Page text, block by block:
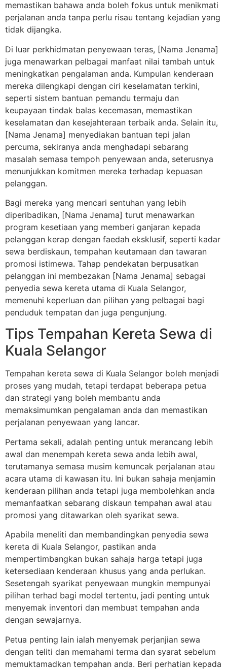
memastikan bahawa anda boleh fokus untuk menikmati
perjalanan anda tanpa perlu risau tentang kejadian yang
tidak dijangka.
Di luar perkhidmatan penyewaan teras, [Nama Jenama]
juga menawarkan pelbagai manfaat nilai tambah untuk
meningkatkan pengalaman anda. Kumpulan kenderaan
mereka dilengkapi dengan ciri keselamatan terkini,
seperti sistem bantuan pemandu termaju dan
keupayaan tindak balas kecemasan, memastikan
keselamatan dan kesejahteraan terbaik anda. Selain itu,
[Nama Jenama] menyediakan bantuan tepi jalan
percuma, sekiranya anda menghadapi sebarang
masalah semasa tempoh penyewaan anda, seterusnya
menunjukkan komitmen mereka terhadap kepuasan
pelanggan.
Bagi mereka yang mencari sentuhan yang lebih
diperibadikan, [Nama Jenama] turut menawarkan
program kesetiaan yang memberi ganjaran kepada
pelanggan kerap dengan faedah eksklusif, seperti kadar
sewa berdiskaun, tempahan keutamaan dan tawaran
promosi istimewa. Tahap pendekatan berpusatkan
pelanggan ini membezakan [Nama Jenama] sebagai
penyedia sewa kereta utama di Kuala Selangor,
memenuhi keperluan dan pilihan yang pelbagai bagi
penduduk tempatan dan juga pengunjung.
Tips Tempahan Kereta Sewa di
Kuala Selangor
Tempahan kereta sewa di Kuala Selangor boleh menjadi
proses yang mudah, tetapi terdapat beberapa petua
dan strategi yang boleh membantu anda
memaksimumkan pengalaman anda dan memastikan
perjalanan penyewaan yang lancar.
Pertama sekali, adalah penting untuk merancang lebih
awal dan menempah kereta sewa anda lebih awal,
terutamanya semasa musim kemuncak perjalanan atau
acara utama di kawasan itu. Ini bukan sahaja menjamin
kenderaan pilihan anda tetapi juga membolehkan anda
memanfaatkan sebarang diskaun tempahan awal atau
promosi yang ditawarkan oleh syarikat sewa.
Apabila meneliti dan membandingkan penyedia sewa
kereta di Kuala Selangor, pastikan anda
mempertimbangkan bukan sahaja harga tetapi juga
ketersediaan kenderaan khusus yang anda perlukan.
Sesetengah syarikat penyewaan mungkin mempunyai
pilihan terhad bagi model tertentu, jadi penting untuk
menyemak inventori dan membuat tempahan anda
dengan sewajarnya.
Petua penting lain ialah menyemak perjanjian sewa
dengan teliti dan memahami terma dan syarat sebelum
memuktamadkan tempahan anda. Beri perhatian kepada